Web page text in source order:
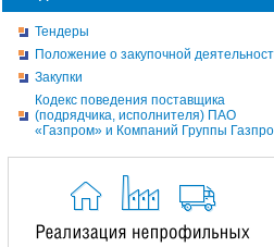
Тендеры
Положение о закупочной
Закупки
Кодекс поведения поставщика
(подрядчика, исполнителя) ПАО
«Газпром» и Компаний Группы